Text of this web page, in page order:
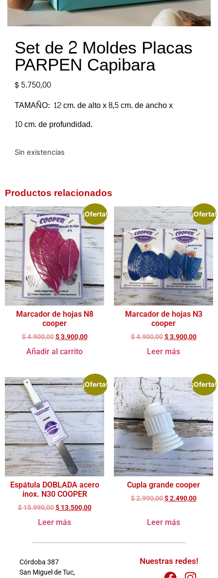
Set de 2 Moldes Placas
PARPEN Capibara
$5.750,00
TAMAÑO: 12 cm. de alto x 8,5 cm. de ancho x
10 cm. de profundidad.
Sin existencias
Productos relacionados
¡Oferta!
Marcador de hojas N8
cooper
$4.900,00 $3.900,00
Añadir al carrito
¡Oferta!
Marcador de hojas N3
cooper
$4.900,00 $3.900,00
Leer más
¡Oferta!
Espátula DOBLADA acero
inox. N30 COOPER
$15.990,00 $13.500,00
Leer más
¡Oferta!
Cupla grande cooper
$2.990,00 $2.490,00
Leer más
Córdoba 387
San Miguel de Tuc,
Nuestras redes!